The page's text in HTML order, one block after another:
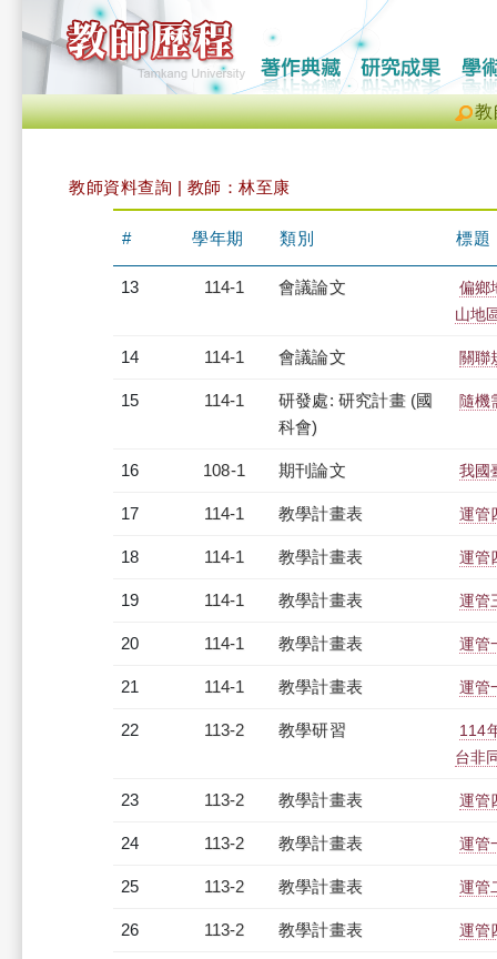
教
教師資料查詢 | 教師：林至康
# 學年期 類別 標題
13 114-1 會議論文
偏鄉
山地
14 114-1 會議論文 關聯
15 114-1
研發處: 研究計畫 (國
科會)
隨機
16 108-1 期刊論文 我國
17 114-1 教學計畫表 運管
18 114-1 教學計畫表 運管
19 114-1 教學計畫表 運管
20 114-1 教學計畫表 運管
21 114-1 教學計畫表 運管
22 113-2 教學研習
114
台非
23 113-2 教學計畫表 運管
24 113-2 教學計畫表 運管
25 113-2 教學計畫表 運管
26 113-2 教學計畫表 運管